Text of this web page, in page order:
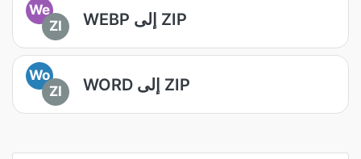
We
ZI
WEBP إلى ZIP
Wo
ZI
WORD إلى ZIP